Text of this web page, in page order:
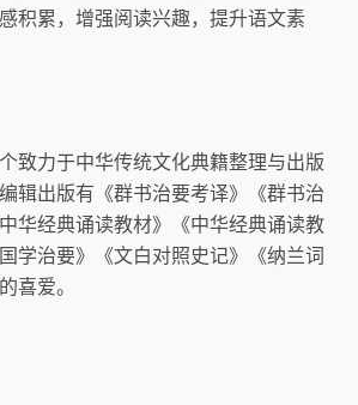
积累，增强阅读兴趣，提升语文素
致力于中华传统文化典籍整理与出版
辑出版有《群书治要考译》《群书治
华经典诵读教材》《中华经典诵读教
学治要》《文白对照史记》《纳兰词
喜爱。